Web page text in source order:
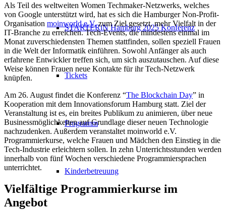
STARTERiN Hamburg 2025 Konferenz
Tickets
Programm
Kinderbetreuung
Als Teil des weltweiten Women Techmaker-Netzwerks, welches
von Google unterstützt wird, hat es sich die Hamburger Non-Profit-
Organisation moinworld e.V.zum Ziel gesetzt, mehr Vielfalt in der
IT-Branche zu erreichen. Tech-Events, die mindestens einmal im
Monat zuverschiedensten Themen stattfinden, sollen speziell Frauen
in die Welt der Informatik einführen. Sowohl Anfänger als auch
erfahrene Entwickler treffen sich, um sich auszutauschen. Auf diese
Weise können Frauen neue Kontakte für ihr Tech-Netzwerk
knüpfen.
Am 26. August findet die Konferenz “The Blockchain Day” in
Kooperation mit dem Innovationsforum Hamburg statt. Ziel der
Veranstaltung ist es, ein breites Publikum zu animieren, über neue
Businessmöglichkeiten auf Grundlage dieser neuen Technologie
nachzudenken. Außerdem veranstaltet moinworld e.V.
Programmierkurse, welche Frauen und Mädchen den Einstieg in die
Tech-Industrie erleichtern sollen. In zehn Unterrichtsstunden werden
innerhalb von fünf Wochen verschiedene Programmiersprachen
unterrichtet.
Vielfältige Programmierkurse im
Angebot